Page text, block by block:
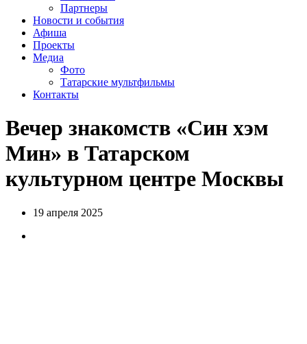
Партнеры
Новости и события
Афиша
Проекты
Медиа
Фото
Татарские мультфильмы
Контакты
Вечер знакомств «Син хэм
Мин» в Татарском
культурном центре Москвы
19 апреля 2025